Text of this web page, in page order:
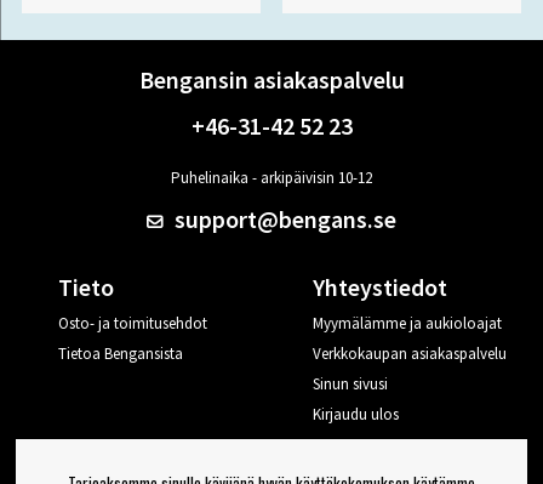
Bengansin asiakaspalvelu
+46-31-42 52 23
Puhelinaika - arkipäivisin 10-12
support@bengans.se
Tieto
Osto- ja toimitusehdot
Tietoa Bengansista
Yhteystiedot
Myymälämme ja aukioloajat
Verkkokaupan asiakaspalvelu
Sinun sivusi
Kirjaudu ulos
Haluan vinkkejä Bengansilta